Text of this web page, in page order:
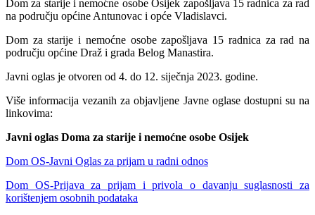
Dom za starije i nemoćne osobe Osijek zapošljava 15 radnica za rad
na području općine Antunovac i opće Vladislavci.
Dom za starije i nemoćne osobe zapošljava 15 radnica za rad na
području općine Draž i grada Belog Manastira.
Javni oglas je otvoren od 4. do 12. siječnja 2023. godine.
Više informacija vezanih za objavljene Javne oglase dostupni su na
linkovima:
Javni oglas Doma za starije i nemoćne osobe Osijek
Dom OS-Javni Oglas za prijam u radni odnos
Dom OS-Prijava za prijam i privola o davanju suglasnosti za
korištenjem osobnih podataka